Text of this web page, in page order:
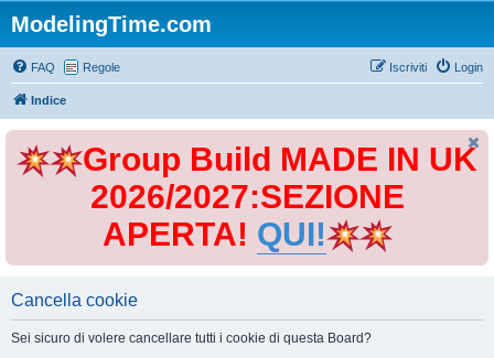
ModelingTime.com
FAQ Regole Login
Iscriviti
Indice
Group Build MADE IN UK
2026/2027:SEZIONE
APERTA! QUI!
Cancella cookie
Sei sicuro di volere cancellare tutti i cookie di questa Board?